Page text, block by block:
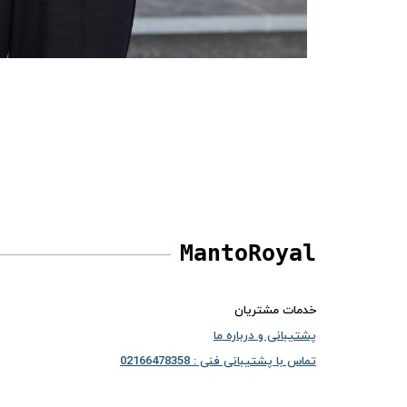
MantoRoyal
خدمات مشتریان
پشتیبانی و درباره ما
تماس با پشتیبانی فنی : 02166478358